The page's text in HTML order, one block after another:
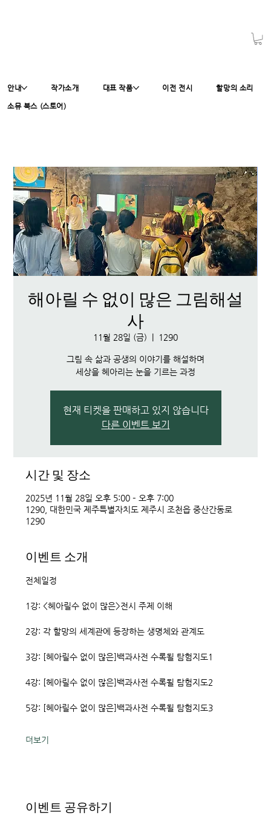
안내 작가소개 대표 작품 이전 전시 할망의 소리
소뮤 북스 (스토어)
해아릴 수 없이 많은 그림해설
사
11월 28일 (금) 1290
그림 속 삶과 공생의 이야기를 해설하며
세상을 헤아리는 눈을 기르는 과정
현재 티켓을 판매하고 있지 않습니다
다른 이벤트 보기
시간 및 장소
2025년 11월 28일 오후 5:00 – 오후 7:00
1290, 대한민국 제주특별자치도 제주시 조천읍 중산간동로
1290
이벤트 소개
전체일정
1강: <헤아릴수 없이 많은>전시 주제 이해
2강: 각 할망의 세계관에 등장하는 생명체와 관계도
3강: [헤아릴수 없이 많은]백과사전 수록될 탐험지도1
4강: [헤아릴수 없이 많은]백과사전 수록될 탐험지도2
5강: [헤아릴수 없이 많은]백과사전 수록될 탐험지도3
더보기
이벤트 공유하기